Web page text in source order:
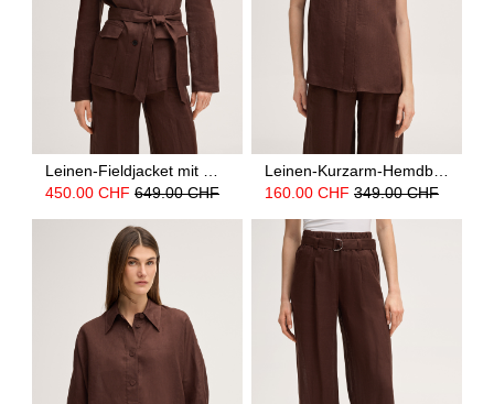
450.00 CHF 649.00 CHF
160.00 CHF 349.00 CHF